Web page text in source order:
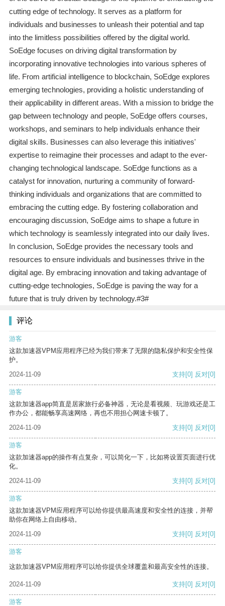
cutting edge of technology. It serves as a platform for
individuals and businesses to unleash their potential and tap
into the limitless possibilities offered by the digital world.
SoEdge focuses on driving digital transformation by
incorporating innovative technologies into various spheres of
life. From artificial intelligence to blockchain, SoEdge explores
emerging technologies, providing a holistic understanding of
their applicability in different areas. With a mission to bridge the
gap between technology and people, SoEdge offers courses,
workshops, and seminars to help individuals enhance their
digital skills. Businesses can also leverage this initiatives'
expertise to reimagine their processes and adapt to the ever-
changing technological landscape. SoEdge functions as a
catalyst for innovation, nurturing a community of forward-
thinking individuals and organizations that are committed to
embracing the cutting edge. By fostering collaboration and
encouraging discussion, SoEdge aims to shape a future in
which technology is seamlessly integrated into our daily lives.
In conclusion, SoEdge provides the necessary tools and
resources to ensure individuals and businesses thrive in the
digital age. By embracing innovation and taking advantage of
cutting-edge technologies, SoEdge is paving the way for a
future that is truly driven by technology.#3#
评论
游客
这款加速器VPM应用程序已经为我们带来了无限的隐私保护和安全性保
护。
2024-11-09
支持[0] 反对[0]
游客
这款加速器app简直是居家旅行必备神器，无论是看视频、玩游戏还是工
作办公，都能畅享高速网络，再也不用担心网速卡顿了。
2024-11-09
支持[0] 反对[0]
游客
这款加速器app的操作有点复杂，可以简化一下，比如将设置页面进行优
化。
2024-11-09
支持[0] 反对[0]
游客
这款加速器VPM应用程序可以给你提供最高速度和安全性的连接，并帮
助你在网络上自由移动。
2024-11-09
支持[0] 反对[0]
游客
这款加速器VPM应用程序可以给你提供全球覆盖和最高安全性的连接。
2024-11-09 支持[0] 反对[0]
游客